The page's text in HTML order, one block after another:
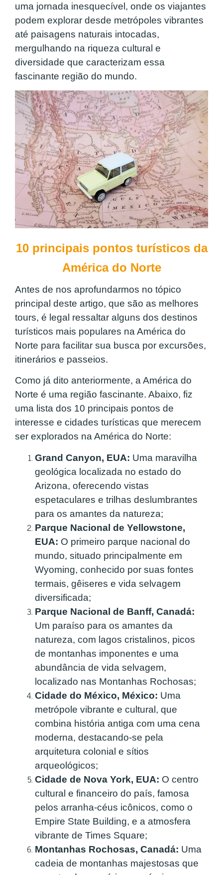
uma jornada inesquecível, onde os viajantes
podem explorar desde metrópoles vibrantes
até paisagens naturais intocadas,
mergulhando na riqueza cultural e
diversidade que caracterizam essa
fascinante região do mundo.
10 principais pontos turísticos da
América do Norte
Antes de nos aprofundarmos no tópico
principal deste artigo, que são as melhores
tours, é legal ressaltar alguns dos destinos
turísticos mais populares na América do
Norte para facilitar sua busca por excursões,
itinerários e passeios.
Como já dito anteriormente, a América do
Norte é uma região fascinante. Abaixo, fiz
uma lista dos 10 principais pontos de
interesse e cidades turísticas que merecem
ser explorados na América do Norte:
Grand Canyon, EUA: Uma maravilha
geológica localizada no estado do
Arizona, oferecendo vistas
espetaculares e trilhas deslumbrantes
para os amantes da natureza;
Parque Nacional de Yellowstone,
EUA: O primeiro parque nacional do
mundo, situado principalmente em
Wyoming, conhecido por suas fontes
termais, gêiseres e vida selvagem
diversificada;
Parque Nacional de Banff, Canadá:
Um paraíso para os amantes da
natureza, com lagos cristalinos, picos
de montanhas imponentes e uma
abundância de vida selvagem,
localizado nas Montanhas Rochosas;
Cidade do México, México: Uma
metrópole vibrante e cultural, que
combina história antiga com uma cena
moderna, destacando-se pela
arquitetura colonial e sítios
arqueológicos;
Cidade de Nova York, EUA: O centro
cultural e financeiro do país, famosa
pelos arranha-céus icônicos, como o
Empire State Building, e a atmosfera
vibrante de Times Square;
Montanhas Rochosas, Canadá: Uma
cadeia de montanhas majestosas que